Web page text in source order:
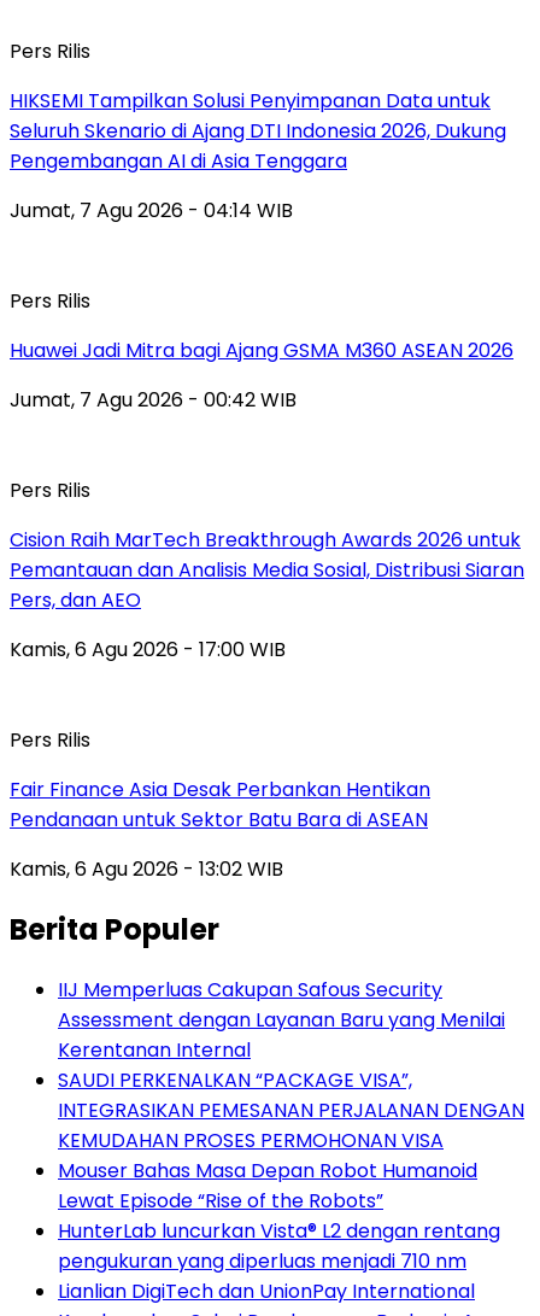
Pers Rilis
HIKSEMI Tampilkan Solusi Penyimpanan Data untuk
Seluruh Skenario di Ajang DTI Indonesia 2026, Dukung
Pengembangan AI di Asia Tenggara
Jumat, 7 Agu 2026 - 04:14 WIB
Pers Rilis
Huawei Jadi Mitra bagi Ajang GSMA M360 ASEAN 2026
Jumat, 7 Agu 2026 - 00:42 WIB
Pers Rilis
Cision Raih MarTech Breakthrough Awards 2026 untuk
Pemantauan dan Analisis Media Sosial, Distribusi Siaran
Pers, dan AEO
Kamis, 6 Agu 2026 - 17:00 WIB
Pers Rilis
Fair Finance Asia Desak Perbankan Hentikan
Pendanaan untuk Sektor Batu Bara di ASEAN
Kamis, 6 Agu 2026 - 13:02 WIB
Berita Populer
IIJ Memperluas Cakupan Safous Security
Assessment dengan Layanan Baru yang Menilai
Kerentanan Internal
SAUDI PERKENALKAN “PACKAGE VISA”,
INTEGRASIKAN PEMESANAN PERJALANAN DENGAN
KEMUDAHAN PROSES PERMOHONAN VISA
Mouser Bahas Masa Depan Robot Humanoid
Lewat Episode “Rise of the Robots”
HunterLab luncurkan Vista® L2 dengan rentang
pengukuran yang diperluas menjadi 710 nm
Lianlian DigiTech dan UnionPay International